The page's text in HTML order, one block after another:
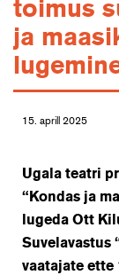
toimus
ja
15. aprill 2025
Ugala teatri
“Kondas ja
lugeda Ott
Suvelavastus
vaatajate ette